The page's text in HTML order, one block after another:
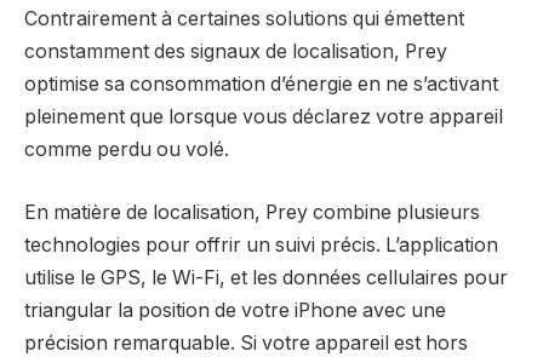
Contrairement à certaines solutions qui émettent
constamment des signaux de localisation, Prey
optimise sa consommation d’énergie en ne s’activant
pleinement que lorsque vous déclarez votre appareil
comme perdu ou volé.
En matière de localisation, Prey combine plusieurs
technologies pour offrir un suivi précis. L’application
utilise le GPS, le Wi-Fi, et les données cellulaires pour
triangular la position de votre iPhone avec une
précision remarquable. Si votre appareil est hors